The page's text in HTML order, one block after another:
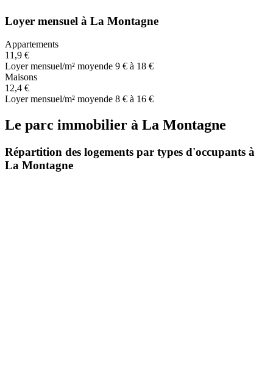
Loyer mensuel à La Montagne
Appartements
11,9 €
Loyer mensuel/m² moyende 9 € à 18 €
Maisons
12,4 €
Loyer mensuel/m² moyende 8 € à 16 €
Le parc immobilier à La Montagne
Répartition des logements par types d'occupants à
La Montagne